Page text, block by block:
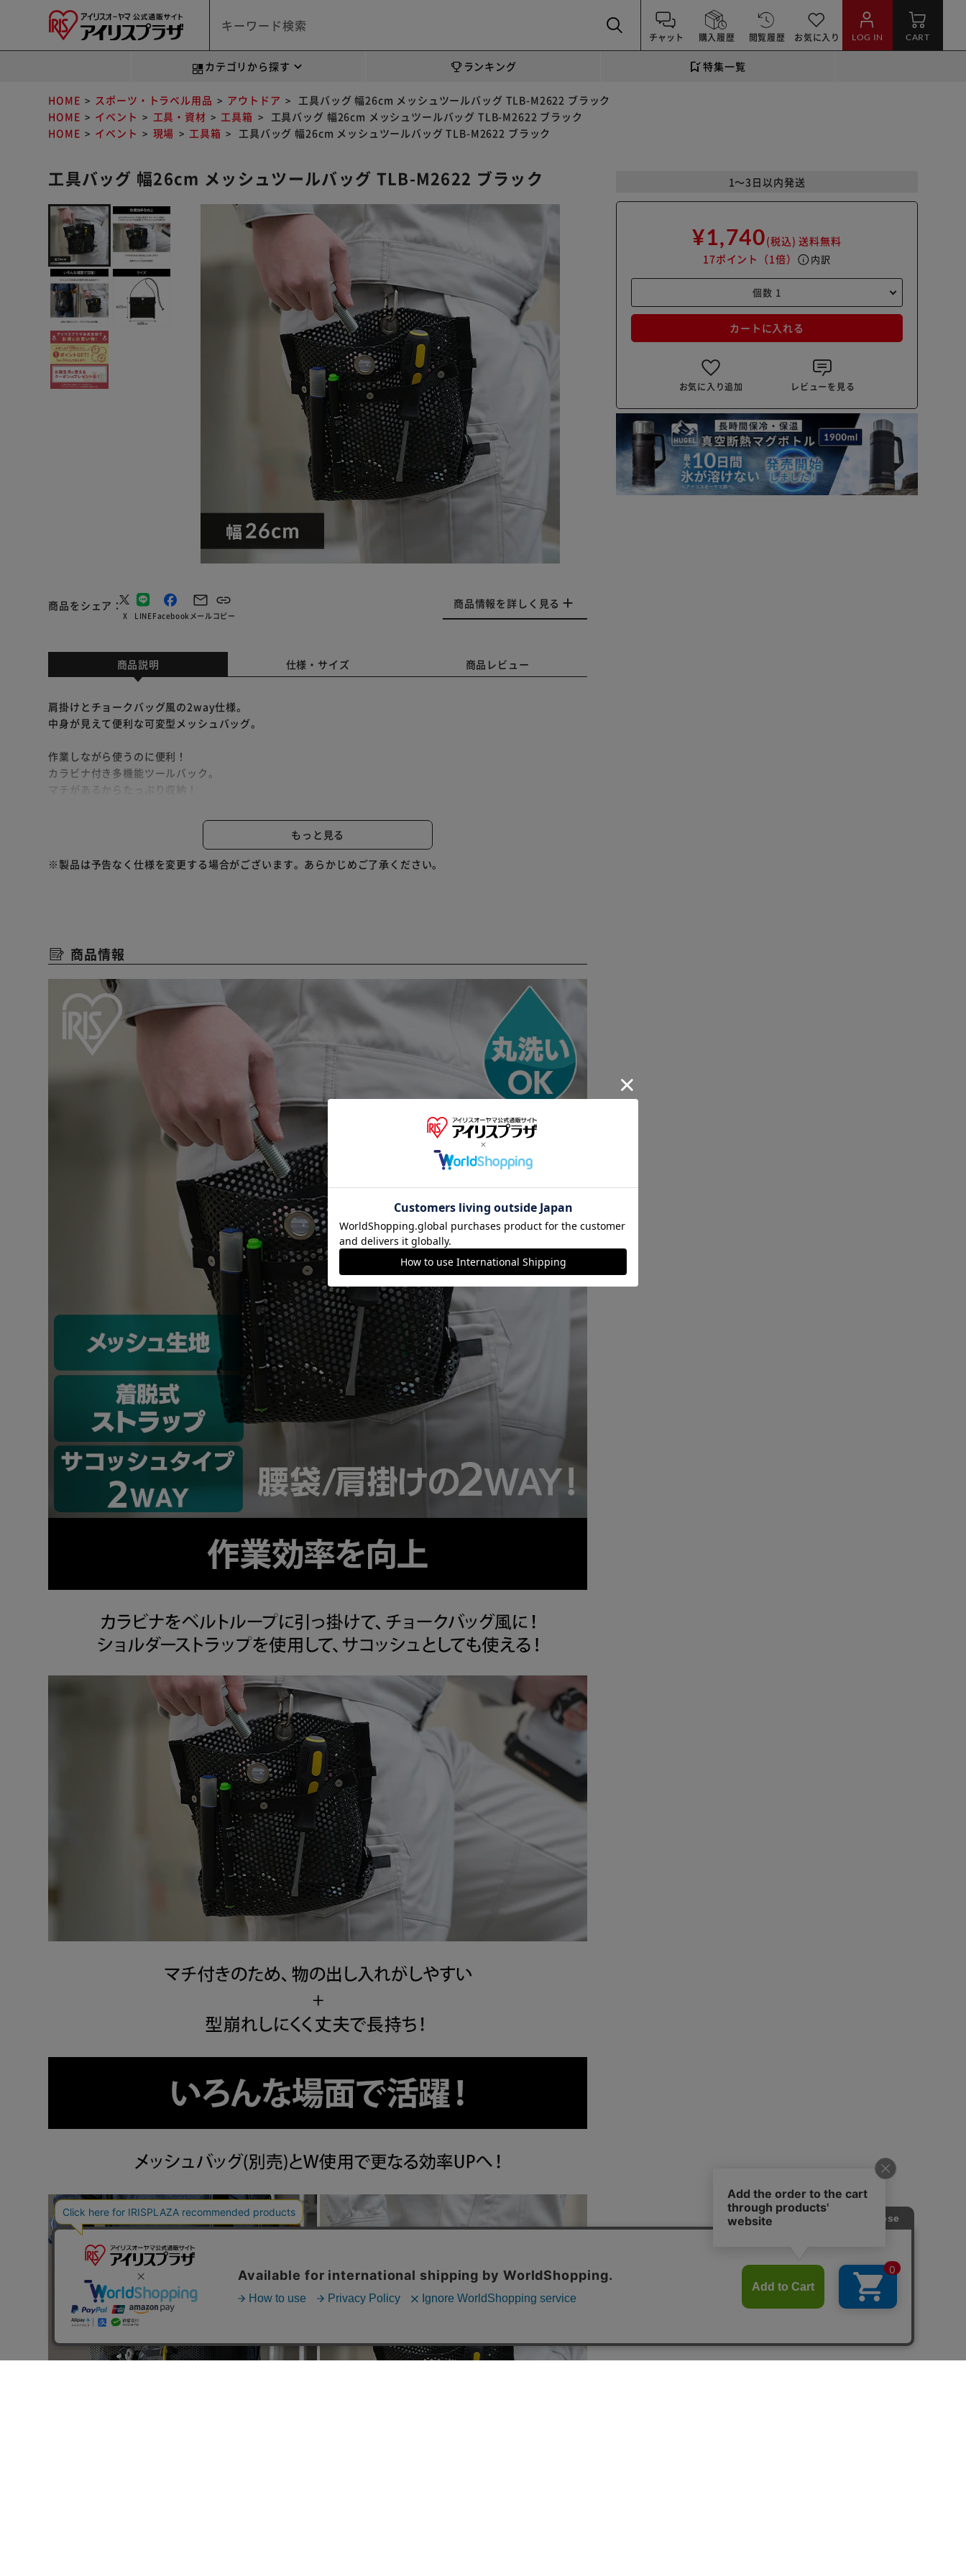
チャット 購入履歴 閲覧履歴 お気に入り LOG IN CART
カテゴリから探す ランキング 特集一覧
HOME スポーツ・トラベル用品 アウトドア
工具バッグ 幅26cm メッシュツールバッグ TLB-M2622 ブラック
HOME
イベント 工具・資材 工具箱
工具バッグ 幅26cm メッシュツールバッグ TLB-M2622 ブラック
HOME
イベント 現場 工具箱 工具バッグ 幅26cm メッシュツールバッグ TLB-M2622 ブラック
工具バッグ 幅26cm メッシュツールバッグ TLB-M2622 ブラック
商品をシェア
X LINEFacebookメールコピー
商品情報を詳しく見る
1～3日以内発送
¥1,740(税込) 送料無料
17ポイント （1倍） info 内訳
カートに入れる
お気に入り追加 レビューを見る
商品説明 仕様・サイズ 商品レビュー
肩掛けとチョークバッグ風の2way仕様。
中身が見えて便利な可変型メッシュバッグ。
作業しながら使うのに便利！
カラビナ付き多機能ツールバック。
マチがあるからたっぷり収納！
ベルトに引っ掛けて→工具差し、ネジ釘入れに
もっと見る
※製品は予告なく仕様を変更する場合がございます。あらかじめご了承ください。
商品情報
※ご確認ください